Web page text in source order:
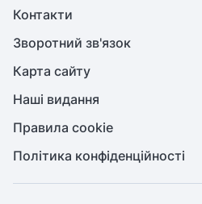
Контакти
Зворотний зв'язок
Карта сайту
Наші видання
Правила cookie
Політика конфіденційності